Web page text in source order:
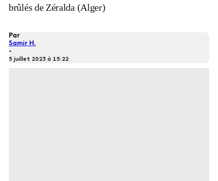
brûlés de Zéralda (Alger)
Par
Samir H.
-
5 juillet 2023 à 15:22